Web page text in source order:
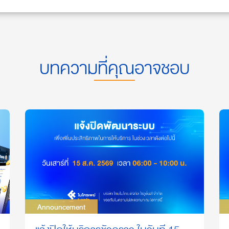
บทความที่คุณอาจชอบ
Announcement
Announcement